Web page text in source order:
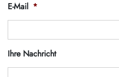
E-Mail *
Ihre Nachricht